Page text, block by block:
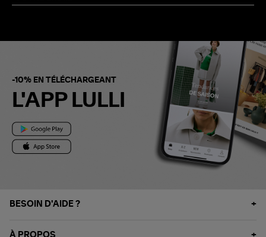
-10% EN TÉLÉCHARGEANT
L'APP LULLI
BESOIN D'AIDE ?
À PROPOS